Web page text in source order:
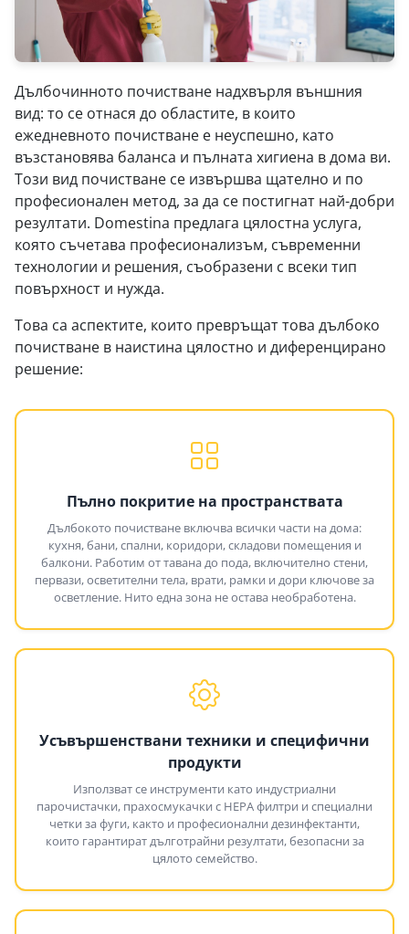
Дълбочинното почистване надхвърля външния
вид: то се отнася до областите, в които
ежедневното почистване е неуспешно, като
възстановява баланса и пълната хигиена в дома ви.
Този вид почистване се извършва щателно и по
професионален метод, за да се постигнат най-добри
резултати. Domestina предлага цялостна услуга,
която съчетава професионализъм, съвременни
технологии и решения, съобразени с всеки тип
повърхност и нужда.
Това са аспектите, които превръщат това дълбоко
почистване в наистина цялостно и диференцирано
решение:
Пълно покритие на пространствата
Дълбокото почистване включва всички части на дома:
кухня, бани, спални, коридори, складови помещения и
балкони. Работим от тавана до пода, включително стени,
первази, осветителни тела, врати, рамки и дори ключове за
осветление. Нито една зона не остава необработена.
Усъвършенствани техники и специфични
продукти
Използват се инструменти като индустриални
парочистачки, прахосмукачки с HEPA филтри и специални
четки за фуги, както и професионални дезинфектанти,
които гарантират дълготрайни резултати, безопасни за
цялото семейство.